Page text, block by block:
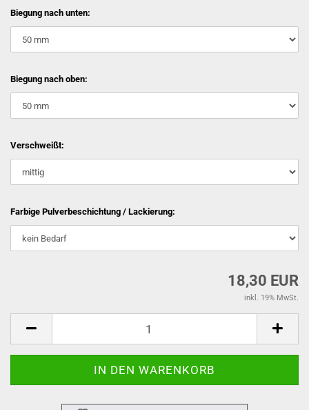
Biegung nach unten:
Biegung nach oben:
Verschweißt:
Farbige Pulverbeschichtung / Lackierung:
18,30 EUR
inkl. 19% MwSt.